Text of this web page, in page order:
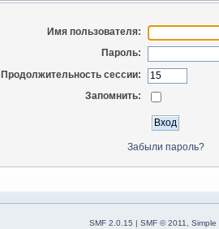
Имя пользователя:
Пароль:
Продолжительность сессии:
Запомнить:
Забыли пароль?
SMF 2.0.15 SMF © 2011, Simple